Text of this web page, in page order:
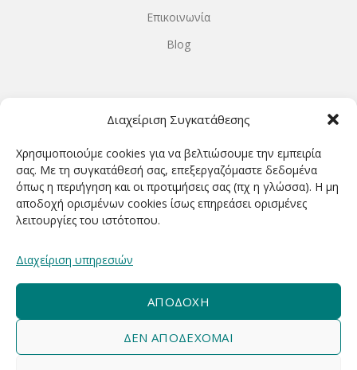
Διαχείριση Συγκατάθεσης
Χρησιμοποιούμε cookies για να βελτιώσουμε την εμπειρία
σας. Με τη συγκατάθεσή σας, επεξεργαζόμαστε δεδομένα
όπως η περιήγηση και οι προτιμήσεις σας (πχ η γλώσσα). Η μη
αποδοχή ορισμένων cookies ίσως επηρεάσει ορισμένες
λειτουργίες του ιστότοπου.
Διαχείριση υπηρεσιών
ΑΠΟΔΟΧΉ
ΔΕΝ ΑΠΟΔΈΧΟΜΑΙ
Επικοινωνία
Blog
ΤΡΙΤΗ-ΠΕΜΠΤΗ-ΠΑΡΑΣΚΕΥΗ 9.00-20.00
ΣΑΒΒΑΤΟ 9.00-15.00
ΕΓΓΡΑΦΕΊΤΕ ΓΙΑ ΝΑ ΛΑΜΒΆΝΕΤΕ ΠΡΏΤΟΙ NΈΑ &